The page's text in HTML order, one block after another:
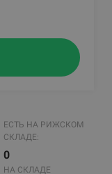
ЕСТЬ НА РИЖСКОМ
СКЛАДЕ:
0
НА СКЛАДЕ